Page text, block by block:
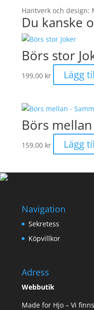
Hantverk och design:
Du kanske
Börs stor
199,00 kr Lägg
Börs
159,00 kr Lägg
Navigation
Sekretess
Köpvillkor
Adress
Webbutik
Made for Hjo – Vi